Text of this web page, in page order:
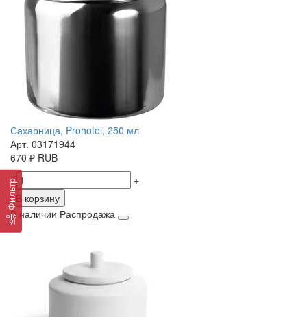
Фильтр
Сахарница, Prohotel, 250 мл
Арт. 03171944
670 ₽ RUB
-
+
В корзину
В наличии Распродажа